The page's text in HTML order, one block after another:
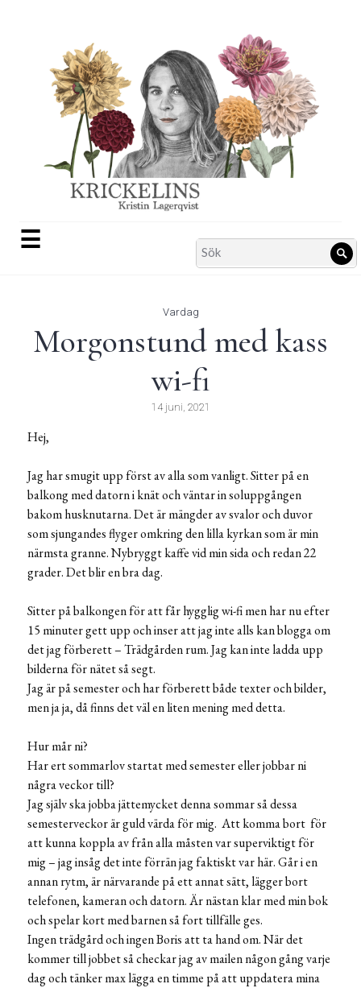
☰
Search
for:
Vardag
Morgonstund med kass
wi-fi
14 juni, 2021
Hej,
Jag har smugit upp först av alla som vanligt. Sitter på en
balkong med datorn i knät och väntar in soluppgången
bakom husknutarna. Det är mängder av svalor och duvor
som sjungandes flyger omkring den lilla kyrkan som är min
närmsta granne. Nybryggt kaffe vid min sida och redan 22
grader. Det blir en bra dag.
Sitter på balkongen för att får hygglig wi-fi men har nu efter
15 minuter gett upp och inser att jag inte alls kan blogga om
det jag förberett – Trädgården rum. Jag kan inte ladda upp
bilderna för nätet så segt.
Jag är på semester och har förberett både texter och bilder,
men ja ja, då finns det väl en liten mening med detta.
Hur mår ni?
Har ert sommarlov startat med semester eller jobbar ni
några veckor till?
Jag själv ska jobba jättemycket denna sommar så dessa
semesterveckor är guld värda för mig. Att komma bort för
att kunna koppla av från alla måsten var superviktigt för
mig – jag insåg det inte förrän jag faktiskt var här. Går i en
annan rytm, är närvarande på ett annat sätt, lägger bort
telefonen, kameran och datorn. Är nästan klar med min bok
och spelar kort med barnen så fort tillfälle ges.
Ingen trädgård och ingen Boris att ta hand om. När det
kommer till jobbet så checkar jag av mailen någon gång varje
dag och tänker max lägga en timme på att uppdatera mina